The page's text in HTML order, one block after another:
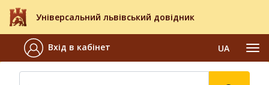
Універсальний львівський довідник
Вхід в кабінет UA